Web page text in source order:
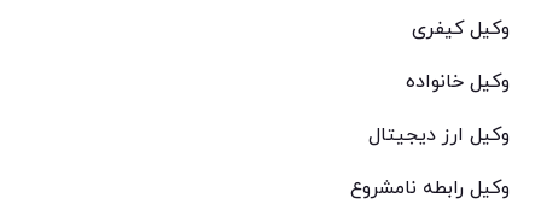
وکیل کیفری
وکیل خانواده
وکیل ارز دیجیتال
وکیل رابطه نامشروع